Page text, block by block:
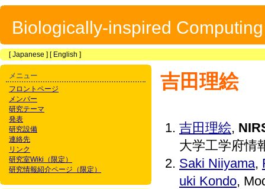
Biologically-inspired
[Japanese ] [ English ]
吉田理絵
吉田理絵,
大学工学府情
Saki Niiyama,
uki Kondo,
メニュー
フロントページ
メンバー
研究テーマ
発表
研究設備
連絡先
リンク
研究室Wiki（限定）
研究情報紹介ページ（限定）